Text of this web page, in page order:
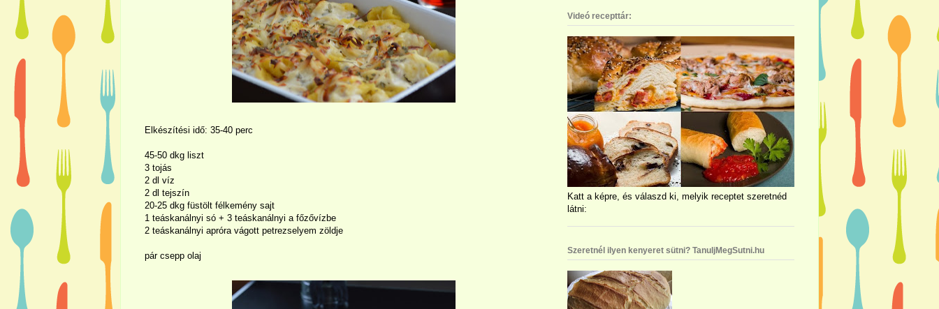
Elkészítési idő: 35-40 perc
45-50 dkg liszt
3 tojás
2 dl víz
2 dl tejszín
20-25 dkg füstölt félkemény sajt
1 teáskanálnyi só + 3 teáskanálnyi a főzővízbe
2 teáskanálnyi apróra vágott petrezselyem zöldje
pár csepp olaj
Videó recepttár:
Katt a képre, és válaszd ki, melyik receptet szeretnéd
látni:
Szeretnél ilyen kenyeret sütni? TanuljMegSutni.hu